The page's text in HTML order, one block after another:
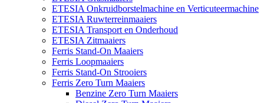
ETESIA Onkruidborstelmachine en Verticuteermachine
ETESIA Ruwterreinmaaiers
ETESIA Transport en Onderhoud
ETESIA Zitmaaiers
Ferris Stand-On Maaiers
Ferris Loopmaaiers
Ferris Stand-On Strooiers
Ferris Zero Turn Maaiers
Benzine Zero Turn Maaiers